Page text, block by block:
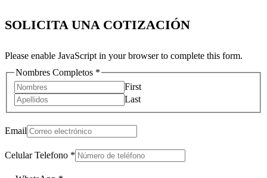
SOLICITA UNA COTIZACIÓN
Please enable JavaScript in your browser to complete this form.
Nombres Completos *
First
Last
Email
Nombres
Celular Telefono *